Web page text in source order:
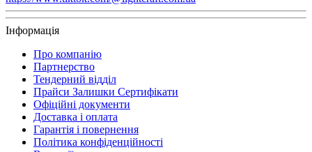
Інформація
Про компанію
Партнерство
Тендерний відділ
Прайси Залишки Сертифікати
Офіційні документи
Доставка і оплата
Гарантія і повернення
Політика конфіденційності